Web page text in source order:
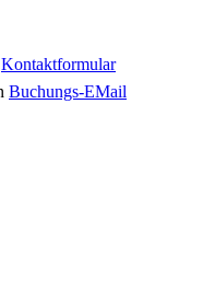
Kontaktformular
Buchungs-EMail